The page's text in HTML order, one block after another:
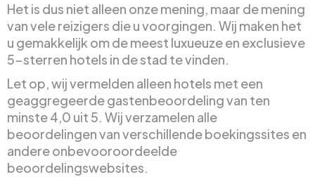
Het is dus niet alleen onze mening, maar de mening
van vele reizigers die u voorgingen. Wij maken het
u gemakkelijk om de meest luxueuze en exclusieve
5-sterren hotels in de stad te vinden.
Let op, wij vermelden alleen hotels met een
geaggregeerde gastenbeoordeling van ten
minste 4,0 uit 5. Wij verzamelen alle
beoordelingen van verschillende boekingssites en
andere onbevooroordeelde
beoordelingswebsites.